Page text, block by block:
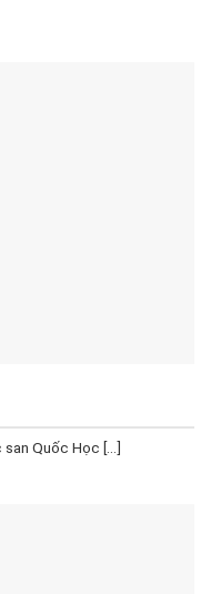
san Quốc Học [...]